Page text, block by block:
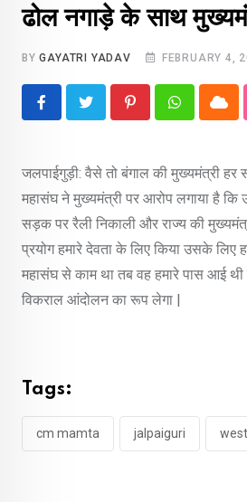
ढोल नगाड़े के साथ
BYGAYATRI YADAV FEBRUARY 4,
PinterestWhatsappCloud
जलपाईगुड़ी: वैसे तो बंगाल की मुख्यमंत्री
महासंघ ने मुख्यमंत्री पर आरोप लगाया है
सड़क पर रैली निकाली और राज्य की
प्रयोग हमारे देवता के लिए किया उसके
महासंघ से काम था तब वह हमारे पास आई थी
विकराल आंदोलन का रूप लेगा |
Tags:
cm mamta jalpaiguri